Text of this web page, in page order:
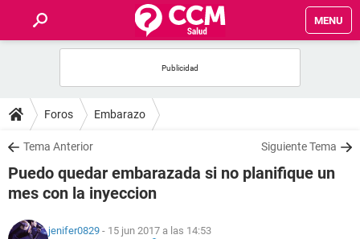
MENU
FOROS
SALUD
NUTRICIÓN
Foros Embarazo
Tema Anterior Siguiente Tema
Puedo quedar embarazada si no planifique un
mes con la inyeccion
jenifer0829 - 15 jun 2017 a las 14:53